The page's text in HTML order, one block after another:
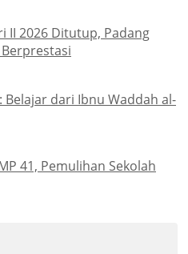
II 2026 Ditutup, Padang
dari Ibnu Waddah al-
41, Pemulihan Sekolah